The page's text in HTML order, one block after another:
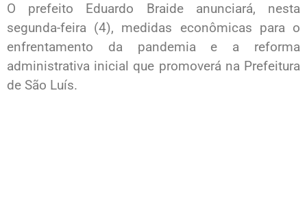
O prefeito Eduardo Braide anunciará, nesta
segunda-feira (4), medidas econômicas para o
enfrentamento da pandemia e a reforma
administrativa inicial que promoverá na Prefeitura
de São Luís.